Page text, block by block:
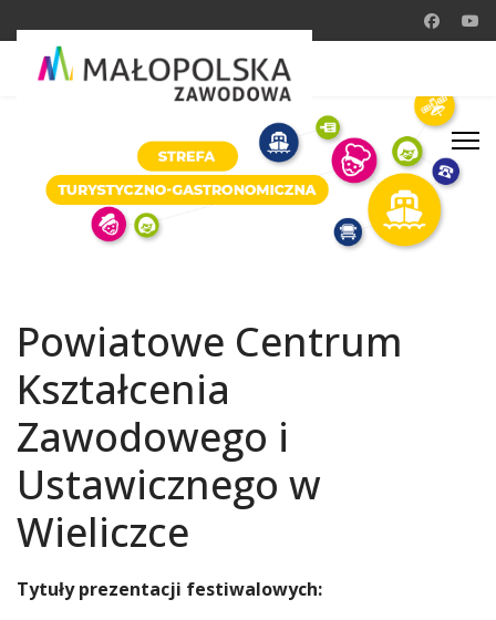
Powiatowe Centrum
Kształcenia
Zawodowego i
Ustawicznego w
Wieliczce
Tytuły prezentacji festiwalowych: